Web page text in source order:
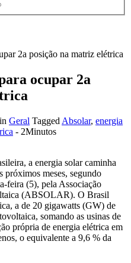
2a posição na matriz elétrica
ocupar 2a
in Geral Tagged Absolar, energia
- 2Minutos
a energia solar caminha
próximos meses, segundo
feira (5), pela Associação
(ABSOLAR). O Brasil
a de 20 gigawatts (GW) de
somando as usinas de
própria de energia elétrica em
o equivalente a 9,6 % da